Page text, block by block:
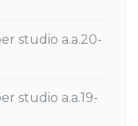
studio a.a.20-
studio a.a.19-